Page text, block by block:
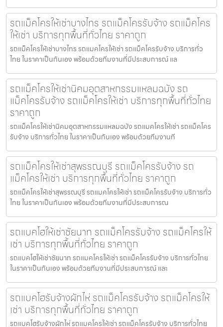
รถแม็คโครให้เช่าบางไทร รถแม็คโครรับจ้าง รถแม็คโคร
ให้เช่า บริการทุกพื้นที่ทั่วไทย ราคาถูก
รถแม็คโครให้เช่าบางไทร รถแมคโครให้เช่า รถแม็คโครรับจ้าง บริการทั่ว
ไทย ในราคาเป็นกันเอง พร้อมด้วยทีมงานที่มีประสบการณ์ แล
รถแม็คโครให้เช่านิคมอุตสาหกรรมแหลมฉบัง รถ
แม็คโครรับจ้าง รถแม็คโครให้เช่า บริการทุกพื้นที่ทั่วไทย
ราคาถูก
รถแม็คโครให้เช่านิคมอุตสาหกรรมแหลมฉบัง รถแมคโครให้เช่า รถแม็คโคร
รับจ้าง บริการทั่วไทย ในราคาเป็นกันเอง พร้อมด้วยทีมงานที
รถแม็คโครให้เช่าสุพรรณบุรี รถแม็คโครรับจ้าง รถ
แม็คโครให้เช่า บริการทุกพื้นที่ทั่วไทย ราคาถูก
รถแม็คโครให้เช่าสุพรรณบุรี รถแมคโครให้เช่า รถแม็คโครรับจ้าง บริการทั่ว
ไทย ในราคาเป็นกันเอง พร้อมด้วยทีมงานที่มีประสบการณ
รถแบคโฮให้เช่าชัยนาท รถแม็คโครรับจ้าง รถแม็คโครให้
เช่า บริการทุกพื้นที่ทั่วไทย ราคาถูก
รถแบคโฮให้เช่าชัยนาท รถแมคโครให้เช่า รถแม็คโครรับจ้าง บริการทั่วไทย
ในราคาเป็นกันเอง พร้อมด้วยทีมงานที่มีประสบการณ์ และ
รถแบคโฮรับจ้างผักไห่ รถแม็คโครรับจ้าง รถแม็คโครให้
เช่า บริการทุกพื้นที่ทั่วไทย ราคาถูก
รถแบคโฮรับจ้างผักไห่ รถแมคโครให้เช่า รถแม็คโครรับจ้าง บริการทั่วไทย